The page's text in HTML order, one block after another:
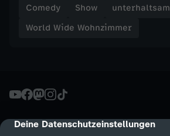
cmp-dialog-description
Deine Datenschutzeinstellungen
i
e
r
Comedy Show
unterhaltsam
World Wide Wohnzimmer